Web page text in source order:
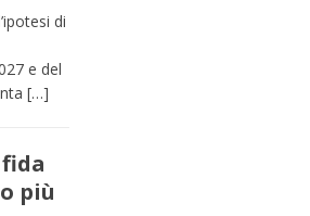
di
e del
[…]
più